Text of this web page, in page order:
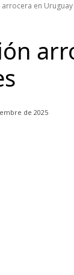
en
de 2025